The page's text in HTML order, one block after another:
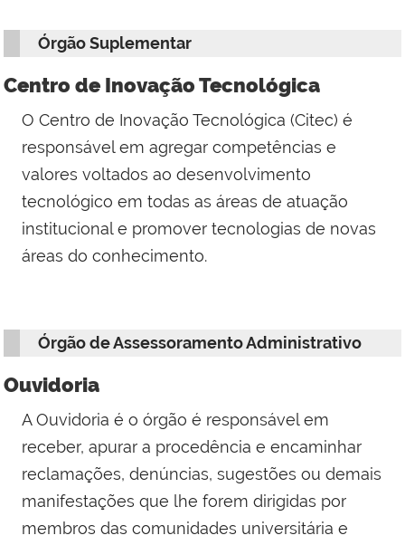
Órgão Suplementar
Centro de Inovação Tecnológica
O Centro de Inovação Tecnológica (Citec) é
responsável em agregar competências e
valores voltados ao desenvolvimento
tecnológico em todas as áreas de atuação
institucional e promover tecnologias de novas
áreas do conhecimento.
Órgão de Assessoramento Administrativo
Ouvidoria
A Ouvidoria é o órgão é responsável em
receber, apurar a procedência e encaminhar
reclamações, denúncias, sugestões ou demais
manifestações que lhe forem dirigidas por
membros das comunidades universitária e